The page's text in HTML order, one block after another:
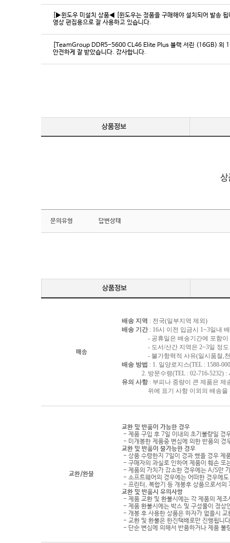
[▶윈도우 미설치 상품◀ [윈도우는 정품을 구매해야 설치되어 발송
영상 편집용으로 잘 사용하고 있습니다.
[TeamGroup DDR5-5600 CL46 Elite Plus 블랙 서린 (16GB) 외
안전하게 잘 받았습니다. 감사합니다.
문의유형 답변상태
배송
배송 지역 : 전국(일부지역 제외)
배송 기간 : 16시 이전 입금시 1~3일내
- 공휴일은 배송기간에 포함이
- 도서/산간 지역은 2~3일 정도
- 불가항력적 사유(일시품절,천재
배송 방법 : 1. 일양로지스(TEL : 1588-
2. 방문수령(TEL : 02-716-5232) :
유의 사항: 부피나 중량이 큰 제품은 제
위에 표기 사항 이외의 배송을 원
교환/환불
교환 및 반품이 가능한 경우
- 제품 구입 후 7일 이내의 초기불량일 경
- 미개봉한 제품중 변심에 의한 반품의 경
교환 및 반품이 불가능한 경우
- 상품 수령한지 7일이 경과 했을 경우 제
- 구매자의 과실로 인하여 제품이 훼손 또
- 제품의 가치가 감소한 경우에는 A/S만
- 소프트웨어의 경우에는 어떠한 경우에
- 프린터, 복합기 등 개봉후 상품으로서의
교환 및 반품시 유의사항
- 제품 교환 및 환불시에는 각 제품의 제
- 제품 환불시에는 박스 및 구성물이 정상
- 개봉 후 사용한 상품은 하자가 없을시
- 교환 및 환불은 한진택배로만 진행됩니
- 단순 변심에 의해서 반품하거나 제품